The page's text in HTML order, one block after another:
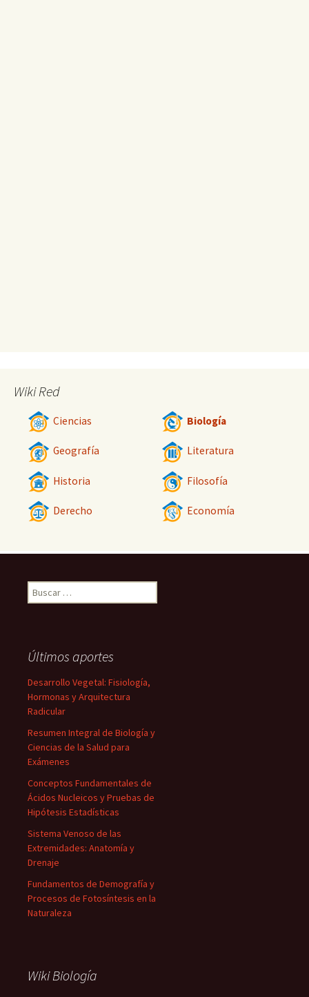
Wiki Red
Ciencias Biología
Geografía Literatura
Historia Filosofía
Derecho Economía
Buscar:
Últimos aportes
Desarrollo Vegetal: Fisiología,
Hormonas y Arquitectura
Radicular
Resumen Integral de Biología y
Ciencias de la Salud para
Exámenes
Conceptos Fundamentales de
Ácidos Nucleicos y Pruebas de
Hipótesis Estadísticas
Sistema Venoso de las
Extremidades: Anatomía y
Drenaje
Fundamentos de Demografía y
Procesos de Fotosíntesis en la
Naturaleza
Wiki Biología